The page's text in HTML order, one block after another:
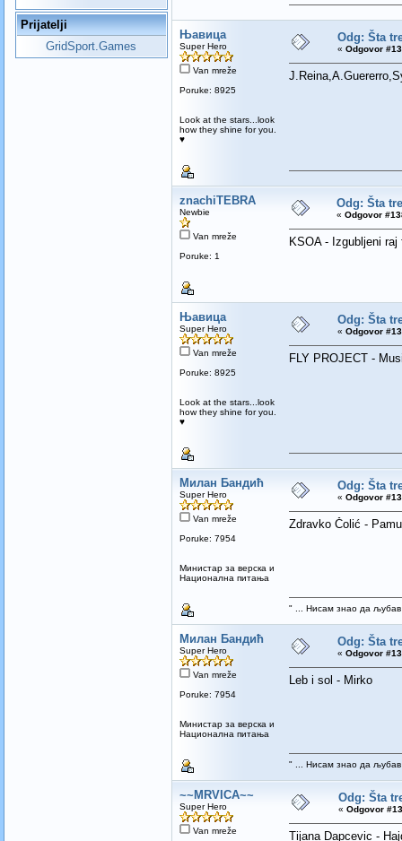
Prijatelji
GridSport.Games
Њавица
Super Hero
Van mreže
Poruke: 8925
Look at the stars...look
how they shine for you.
♥
Odg: Šta
« Odgovor
znachiTEBRA
Newbie
Van mreže
Poruke: 1
Odg: Šta
« Odgovor
KSOA - Izgubljeni
Њавица
Super Hero
Van mreže
Poruke: 8925
Look at the stars...look
how they shine for you.
♥
Odg: Šta
« Odgovor
FLY PROJECT -
Милан Бандић
Super Hero
Van mreže
Poruke: 7954
Mинистар за верска и
Национална питања
Odg: Šta
« Odgovor
Zdravko Čolić -
" ... Нисам знао да љубав
Милан Бандић
Super Hero
Van mreže
Poruke: 7954
Mинистар за верска и
Национална питања
Odg: Šta
« Odgovor
Leb i sol - Mirko
" ... Нисам знао да љубав
~~MRVICA~~
Super Hero
Van mreže
Odg: Šta
« Odgovor
Tijana Dapcevic -